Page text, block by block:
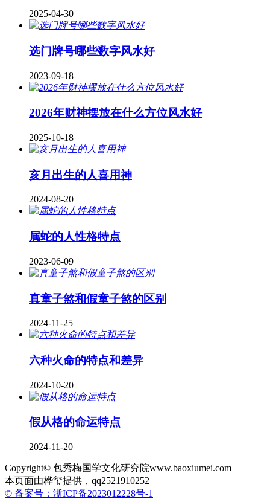
2025-04-30
​选门牌号哪些数字风水好
2023-09-18
2026年财神摆放在什么方位风水好
2025-10-18
亥月出生的人喜用神
2024-08-20
属蛇的人性格特点
2023-06-09
真童子煞和假童子煞的区别
2024-11-25
六种火命的特点和差异
2024-10-20
假从格的命运特点
2024-11-20
Copyright© 包秀梅国学文化研究院www.baoxiumei.com
本页面由桦玺提供，qq2521910252
© 备案号：浙ICP备2023012228号-1